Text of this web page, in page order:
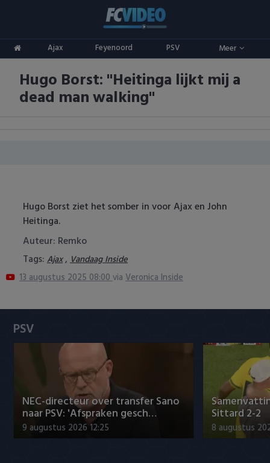
Ajax Feyenoord PSV Meer
ADO Den Haag
Ajax
FC Utrecht
Feyenoord
Heracles Almelo
NAC Breda
PEC Zwolle
Roda JC
SC Heerenveen
Competities
Eredivisie
Champions League
Europa League
Conference League
Oranje
Hugo Borst: "Heitinga lijkt mij a
dead man walking"
Hugo Borst ziet het somber in voor Ajax en John
Heitinga.
Auteur: Remko
Tags: Ajax, Vandaag Inside
13 augustus 2025 08:00via Veronica Inside
PSV
NEC-directeur over transfer Sano
naar PSV: 'Afspraken gesch…
9 augustus 2026 12:25
Sittard 2-2
8 augustus